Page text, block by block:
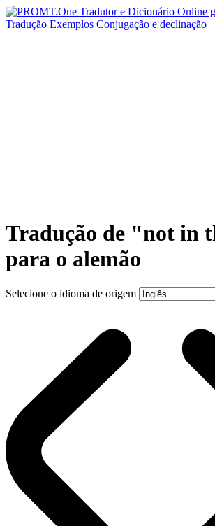
Tradução Exemplos Conjugação e declinação
Tradução de "not in
para o alemão
Selecione o idioma de origem